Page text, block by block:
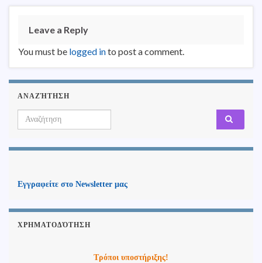
Leave a Reply
You must be logged into post a comment.
ΑΝΑΖΉΤΗΣΗ
Search for:
Εγγραφείτε στο Newsletter μας
ΧΡΗΜΑΤΟΔΌΤΗΣΗ
Τρόποι υποστήριξης!